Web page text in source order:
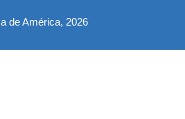
de América, 2026